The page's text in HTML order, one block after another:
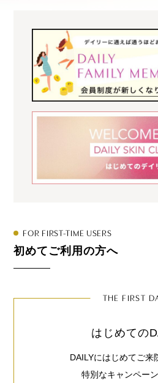
FOR FIRST-TIME USERS
初めてご利用の方へ
THE FIRST
はじめての
DAILYにはじめてご来
特別なキャンペー